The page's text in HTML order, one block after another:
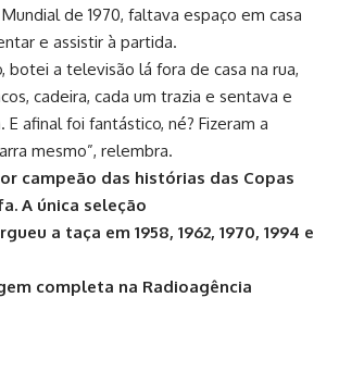
de 1970, faltava espaço em casa
e assistir à partida.
botei a televisão lá fora de casa na rua,
cadeira, cada um trazia e sentava e
E afinal foi fantástico, né? Fizeram a
mesmo”, relembra.
campeão das histórias das Copas
A única seleção
a taça em 1958, 1962, 1970, 1994 e
completa na Radioagência